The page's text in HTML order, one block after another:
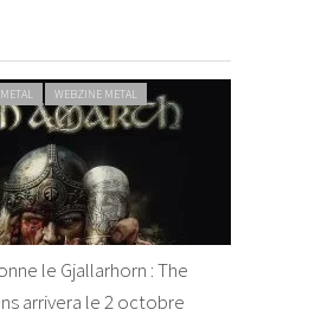
WEBZINE METAL
le Gjallarhorn : The
arrivera le 2 octobre